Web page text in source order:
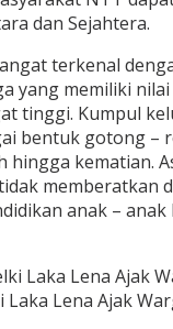
dan Sejahtera.
terkenal
yang memiliki
tinggi. Kumpul
bentuk gotong –
hingga kematian.
memberatkan
anak – anak
Laka Lena Ajak